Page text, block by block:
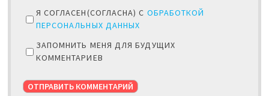
Я СОГЛАСЕН(СОГЛАСНА) С ОБРАБОТКОЙ
ПЕРСОНАЛЬНЫХ ДАННЫХ
ЗАПОМНИТЬ МЕНЯ ДЛЯ БУДУЩИХ
КОММЕНТАРИЕВ